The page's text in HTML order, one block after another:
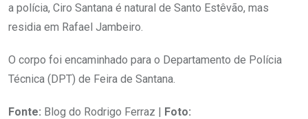
a polícia, Ciro Santana é natural de Santo Estêvão, mas
residia em Rafael Jambeiro.
O corpo foi encaminhado para o Departamento de Polícia
Técnica (DPT) de Feira de Santana.
Fonte: Blog do Rodrigo Ferraz | Foto: